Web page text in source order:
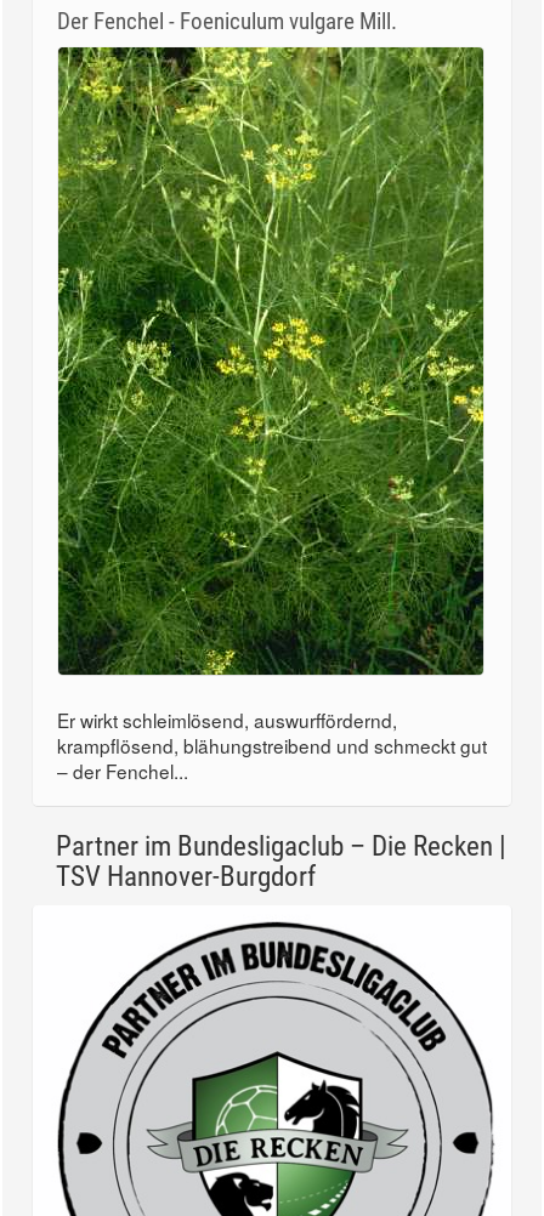
Der Fenchel - Foeniculum vulgare Mill.
Er wirkt schleimlösend, auswurffördernd,
krampflösend, blähungstreibend und schmeckt gut
– der Fenchel...
Partner im Bundesligaclub – Die Recken |
TSV Hannover-Burgdorf